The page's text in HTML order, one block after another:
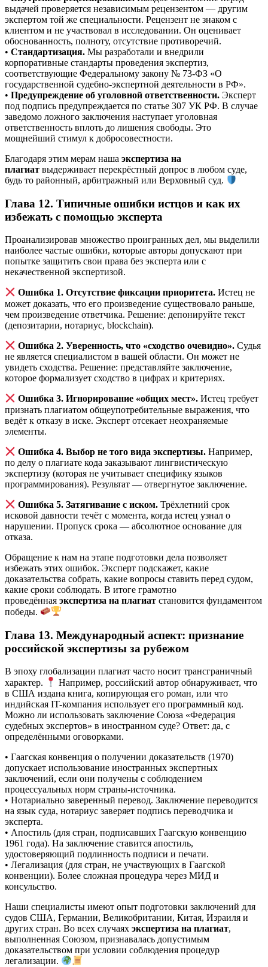
выдачей проверяется независимым рецензентом — другим
экспертом той же специальности. Рецензент не знаком с
клиентом и не участвовал в исследовании. Он оценивает
обоснованность, полноту, отсутствие противоречий.
• Стандартизация. Мы разработали и внедрили
корпоративные стандарты проведения экспертиз,
соответствующие Федеральному закону № 73-ФЗ «О
государственной судебно-экспертной деятельности в РФ».
• Предупреждение об уголовной ответственности. Эксперт
под подпись предупреждается по статье 307 УК РФ. В случае
заведомо ложного заключения наступает уголовная
ответственность вплоть до лишения свободы. Это
мощнейший стимул к добросовестности.
Благодаря этим мерам наша экспертиза на
плагиат выдерживает перекрёстный допрос в любом суде,
будь то районный, арбитражный или Верховный суд.
Глава 12. Типичные ошибки истцов и как их
избежать с помощью эксперта
Проанализировав множество проигранных дел, мы выделили
наиболее частые ошибки, которые авторы допускают при
попытке защитить свои права без эксперта или с
некачественной экспертизой.
Ошибка 1. Отсутствие фиксации приоритета. Истец не
может доказать, что его произведение существовало раньше,
чем произведение ответчика. Решение: депонируйте текст
(депозитарии, нотариус, blockchain).
Ошибка 2. Уверенность, что «сходство очевидно». Судья
не является специалистом в вашей области. Он может не
увидеть сходства. Решение: представляйте заключение,
которое формализует сходство в цифрах и критериях.
Ошибка 3. Игнорирование «общих мест». Истец требует
признать плагиатом общеупотребительные выражения, что
ведёт к отказу в иске. Эксперт отсекает неохраняемые
элементы.
Ошибка 4. Выбор не того вида экспертизы. Например,
по делу о плагиате кода заказывают лингвистическую
экспертизу (которая не учитывает специфику языков
программирования). Результат — отвергнутое заключение.
Ошибка 5. Затягивание с иском. Трёхлетний срок
исковой давности течёт с момента, когда истец узнал о
нарушении. Пропуск срока — абсолютное основание для
отказа.
Обращение к нам на этапе подготовки дела позволяет
избежать этих ошибок. Эксперт подскажет, какие
доказательства собрать, какие вопросы ставить перед судом,
какие сроки соблюдать. В итоге грамотно
проведённая экспертиза на плагиат становится фундаментом
победы.
Глава 13. Международный аспект: признание
российской экспертизы за рубежом
В эпоху глобализации плагиат часто носит трансграничный
характер.
Например, российский автор обнаруживает, что
в США издана книга, копирующая его роман, или что
индийская IT-компания использует его программный код.
Можно ли использовать заключение Союза «Федерация
судебных экспертов» в иностранном суде? Ответ: да, с
определёнными оговорками.
• Гаагская конвенция о получении доказательств (1970)
допускает использование иностранных экспертных
заключений, если они получены с соблюдением
процессуальных норм страны-источника.
• Нотариально заверенный перевод. Заключение переводится
на язык суда, нотариус заверяет подпись переводчика и
эксперта.
• Апостиль (для стран, подписавших Гаагскую конвенцию
1961 года). На заключение ставится апостиль,
удостоверяющий подлинность подписи и печати.
• Легализация (для стран, не участвующих в Гаагской
конвенции). Более сложная процедура через МИД и
консульство.
Наши специалисты имеют опыт подготовки заключений для
судов США, Германии, Великобритании, Китая, Израиля и
других стран. Во всех случаях экспертиза на плагиат,
выполненная Союзом, признавалась допустимым
доказательством при условии соблюдения процедур
легализации.